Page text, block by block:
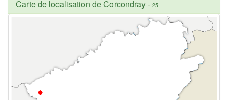
Carte de localisation de Corcondray- 25